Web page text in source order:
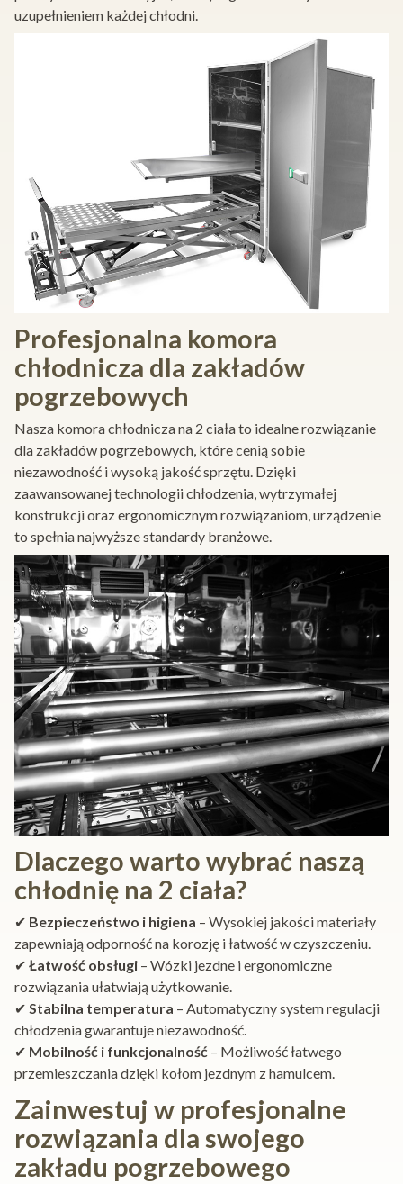
uzupełnieniem każdej chłodni.
Profesjonalna komora
chłodnicza dla zakładów
pogrzebowych
Nasza komora chłodnicza na 2 ciała to idealne rozwiązanie
dla zakładów pogrzebowych, które cenią sobie
niezawodność i wysoką jakość sprzętu. Dzięki
zaawansowanej technologii chłodzenia, wytrzymałej
konstrukcji oraz ergonomicznym rozwiązaniom, urządzenie
to spełnia najwyższe standardy branżowe.
Dlaczego warto wybrać naszą
chłodnię na 2 ciała?
✔ Bezpieczeństwo i higiena – Wysokiej jakości materiały
zapewniają odporność na korozję i łatwość w czyszczeniu.
✔ Łatwość obsługi – Wózki jezdne i ergonomiczne
rozwiązania ułatwiają użytkowanie.
✔ Stabilna temperatura – Automatyczny system regulacji
chłodzenia gwarantuje niezawodność.
✔ Mobilność i funkcjonalność – Możliwość łatwego
przemieszczania dzięki kołom jezdnym z hamulcem.
Zainwestuj w profesjonalne
rozwiązania dla swojego
zakładu pogrzebowego